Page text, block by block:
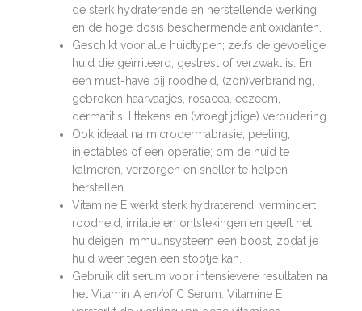
de sterk hydraterende en herstellende werking
en de hoge dosis beschermende antioxidanten.
Geschikt voor alle huidtypen; zelfs de gevoelige
huid die geïrriteerd, gestrest of verzwakt is. En
een must-have bij roodheid, (zon)verbranding,
gebroken haarvaatjes, rosacea, eczeem,
dermatitis, littekens en (vroegtijdige) veroudering.
Ook ideaal na microdermabrasie, peeling,
injectables of een operatie; om de huid te
kalmeren, verzorgen en sneller te helpen
herstellen.
Vitamine E werkt sterk hydraterend, vermindert
roodheid, irritatie en ontstekingen en geeft het
huideigen immuunsysteem een boost, zodat je
huid weer tegen een stootje kan.
Gebruik dit serum voor intensievere resultaten na
het Vitamin A en/of C Serum. Vitamine E